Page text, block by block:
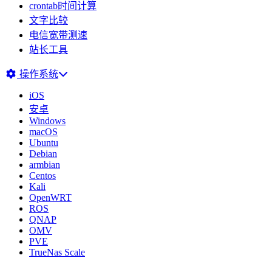
crontab时间计算
文字比较
电信宽带测速
站长工具
操作系统
iOS
安卓
Windows
macOS
Ubuntu
Debian
armbian
Centos
Kali
OpenWRT
ROS
QNAP
OMV
PVE
TrueNas Scale